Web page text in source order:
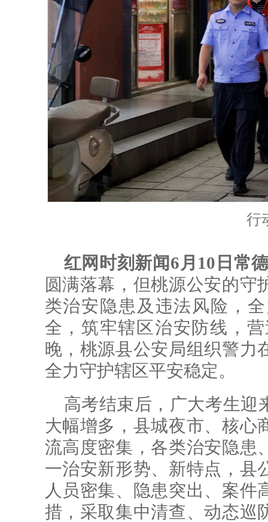
行
红网时刻新闻6月10日常
圆满落幕，但桃源公安的守
类治安隐患及违法风险，
全，筑牢辖区治安防线，
晚，桃源县公安局组织警力
全力守护辖区平安稳定。
高考结束后，广大考生迎
大幅增多，县城夜市、核心
流高度密集，各类治安隐患
一治安新形势、新特点，县
人员密集、隐患突出、案件
措，采取集中清查、动态巡